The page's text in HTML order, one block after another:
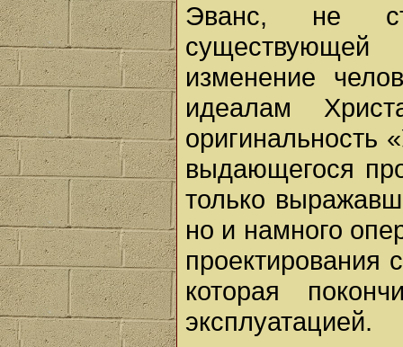
Эванс, не
существующей
изменение
идеалам
оригинальность
выдающегося
только
но и намного
проектирования
которая
эксплуатацией.